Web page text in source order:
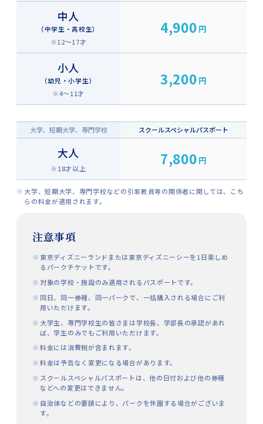
よくあるご質問
対象について
料金について
来園について
中人
（中学生・高校生）
※12～17才
4,900 円
小人
（幼児・小学生）
※4～11才
3,200 円
大学、短期大学、専門学校 スクールスペシャルパスポート
大人
※18才以上
7,800 円
大学、短期大学、専門学校などの引率教員等の関係者に関しては、こち
らの料金が適用されます。
注意事項
東京ディズニーランドまたは東京ディズニーシーを1日楽しめ
るパークチケットです。
対象の学校・施設のみ適用されるパスポートです。
同日、同一券種、同一パークで、一括購入される場合にご利
用いただけます。
大学生、専門学校生の皆さまは学校長、学部長の承認があれ
ば、学生のみでもご利用いただけます。
料金には消費税が含まれます。
料金は予告なく変更になる場合があります。
スクールスペシャルパスポートは、他の日付および他の券種
などへの変更はできません。
自治体などの要請により、パークを休園する場合がございま
す。